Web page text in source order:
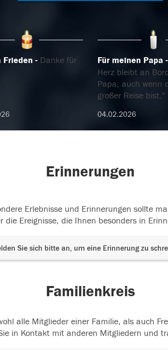
Frieden
Danke für
Für meinen Papa
Herz bleibt an
Papa, auch wenn
großer Reise bist.“
04.02.2026
Erinnerungen
Erlebnisse und Erinnerungen sollte
die Ereignisse, die Ihnen besonders in
Sie sich bitte an, um eine Erinnerung zu
Familienkreis
alle Mitglieder einer Familie, als auch
in Kontakt mit anderen Mitgliedern und